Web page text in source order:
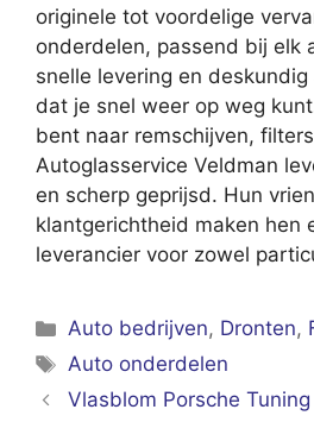
originele tot voordelige
onderdelen, passend bij elk
snelle levering en
dat je snel weer op weg
bent naar remschijven,
Autoglasservice Veldman
en scherp geprijsd. Hun
klantgerichtheid maken hen
leverancier voor zowel
Categorieën
Auto bedrijven, Dronten,
Tags
Auto onderdelen
Vlasblom Porsche